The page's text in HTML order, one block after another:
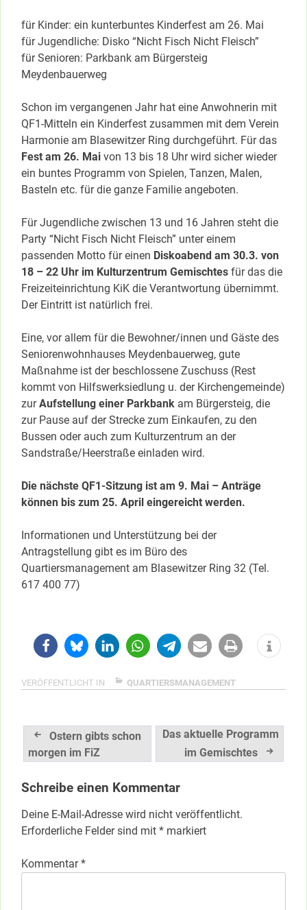
für Kinder: ein kunterbuntes Kinderfest am 26. Mai
für Jugendliche: Disko “Nicht Fisch Nicht Fleisch”
für Senioren: Parkbank am Bürgersteig
Meydenbauerweg
Schon im vergangenen Jahr hat eine Anwohnerin mit
QF1-Mitteln ein Kinderfest zusammen mit dem Verein
Harmonie am Blasewitzer Ring durchgeführt. Für das
Fest am 26. Mai von 13 bis 18 Uhr wird sicher wieder
ein buntes Programm von Spielen, Tanzen, Malen,
Basteln etc. für die ganze Familie angeboten.
Für Jugendliche zwischen 13 und 16 Jahren steht die
Party “Nicht Fisch Nicht Fleisch” unter einem
passenden Motto für einen Diskoabend am 30.3. von
18 – 22 Uhr im Kulturzentrum Gemischtes für das die
Freizeiteinrichtung KiK die Verantwortung übernimmt.
Der Eintritt ist natürlich frei.
Eine, vor allem für die Bewohner/innen und Gäste des
Seniorenwohnhauses Meydenbauerweg, gute
Maßnahme ist der beschlossene Zuschuss (Rest
kommt von Hilfswerksiedlung u. der Kirchengemeinde)
zurAufstellung einer Parkbank am Bürgersteig, die
zur Pause auf der Strecke zum Einkaufen, zu den
Bussen oder auch zum Kulturzentrum an der
Sandstraße/Heerstraße einladen wird.
Die nächste QF1-Sitzung ist am 9. Mai – Anträge
können bis zum 25. April eingereicht werden.
Informationen und Unterstützung bei der
Antragstellung gibt es im Büro des
Quartiersmanagement am Blasewitzer Ring 32 (Tel.
617 400 77)
VERÖFFENTLICHT IN QUARTIERSMANAGEMENT
Beitragsnavigation
Ostern gibts schon
morgen im FiZ
Das aktuelle Programm
im Gemischtes
Schreibe einen Kommentar
Deine E-Mail-Adresse wird nicht veröffentlicht.
Erforderliche Felder sind mit * markiert
Kommentar*